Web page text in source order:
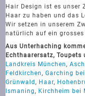
Hair Design ist es unser
Haar zu haben und das
Wir setzen in unserem
natürlich auf ein grosses
Aus Unterhaching
Echthaarersatz, Toupets
Landkreis München,
Feldkirchen,Garching
Grünwald, Haar,
Ismaning, Kirchheim bei